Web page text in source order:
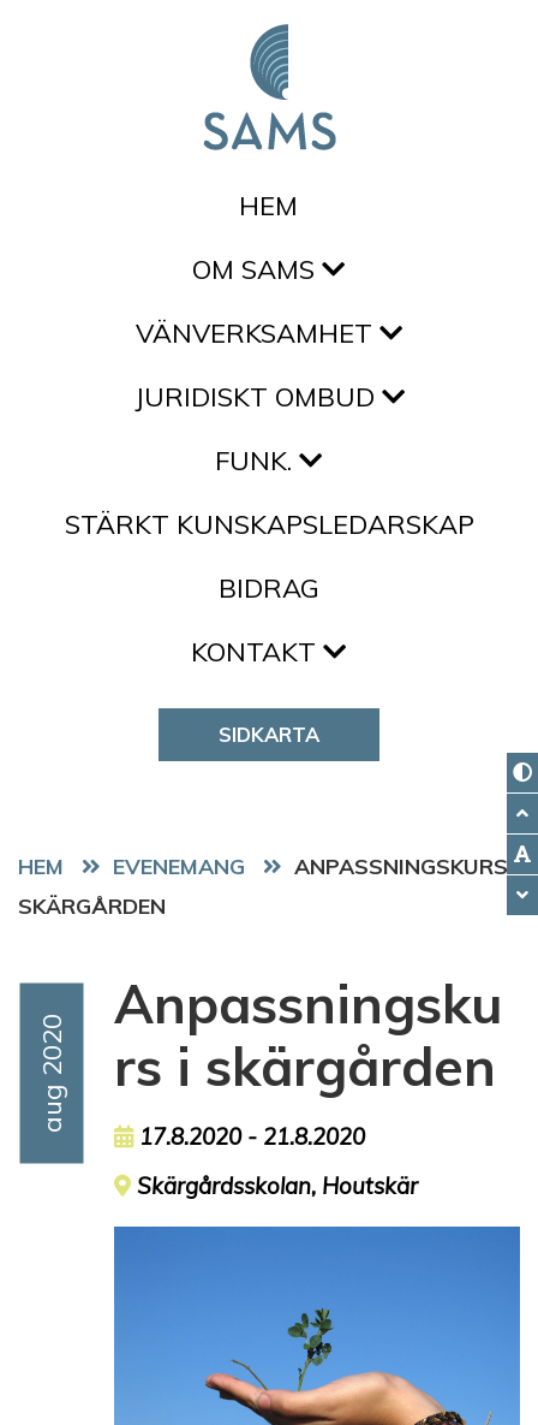
HEM
OM SAMS
VÄNVERKSAMHET
JURIDISKT OMBUD
FUNK.
STÄRKT KUNSKAPSLEDARSKAP
BIDRAG
KONTAKT
SIDKARTA
HEM EVENEMANG
ANPASSNINGSKURS I
SKÄRGÅRDEN
Event Date
Aug 2020
Anpassningsku
rs i skärgården
Event date
17.8.2020 - 21.8.2020
Event location
Skärgårdsskolan, Houtskär